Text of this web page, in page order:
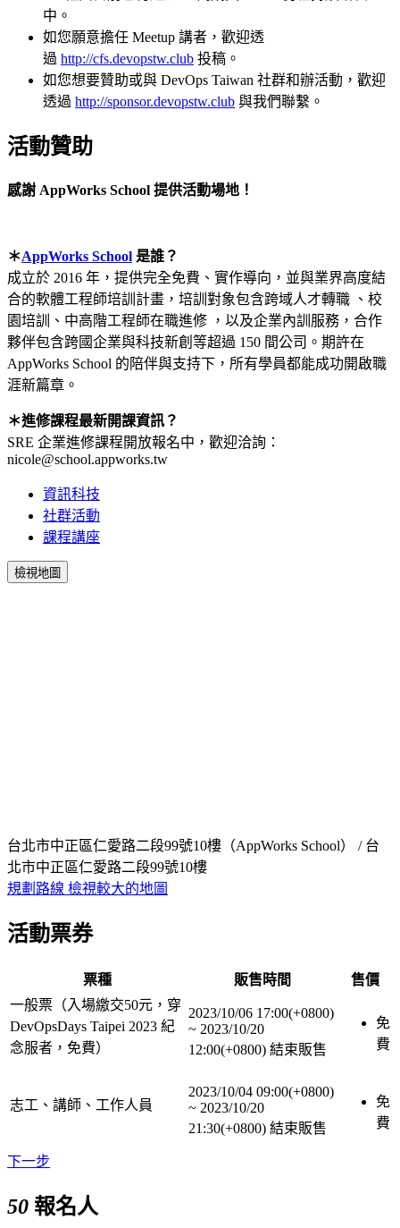
中。
如您願意擔任 Meetup 講者，歡迎透
過 http://cfs.devopstw.club 投稿。
如您想要贊助或與 DevOps Taiwan 社群和辦活動，歡迎
透過 http://sponsor.devopstw.club 與我們聯繫。
活動贊助
感謝 AppWorks School 提供活動場地！
＊AppWorks School 是誰？
成立於 2016 年，提供完全免費、實作導向，並與業界高度結
合的軟體工程師培訓計畫，培訓對象包含跨域人才轉職 、校
園培訓、中高階工程師在職進修 ，以及企業內訓服務，合作
夥伴包含跨國企業與科技新創等超過 150 間公司。期許在
AppWorks School 的陪伴與支持下，所有學員都能成功開啟職
涯新篇章。
＊進修課程最新開課資訊？
SRE 企業進修課程開放報名中，歡迎洽詢：
nicole@school.appworks.tw
資訊科技
社群活動
課程講座
檢視地圖
台北市中正區仁愛路二段99號10樓（AppWorks School） / 台
北市中正區仁愛路二段99號10樓
規劃路線 檢視較大的地圖
活動票券
票種 販售時間
售價
一般票（入場繳交50元，穿
DevOpsDays Taipei 2023 紀
念服者，免費）
2023/10/06 17:00(+0800)
~ 2023/10/20
12:00(+0800) 結束販售
免
費
志工、講師、工作人員
2023/10/04 09:00(+0800)
~ 2023/10/20
21:30(+0800) 結束販售
免
費
下一步
50 報名人